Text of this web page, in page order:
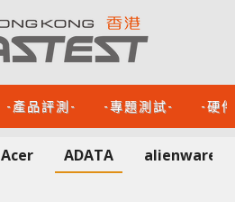
-產品評測- -專題測試- -硬
Acer ADATA alienware